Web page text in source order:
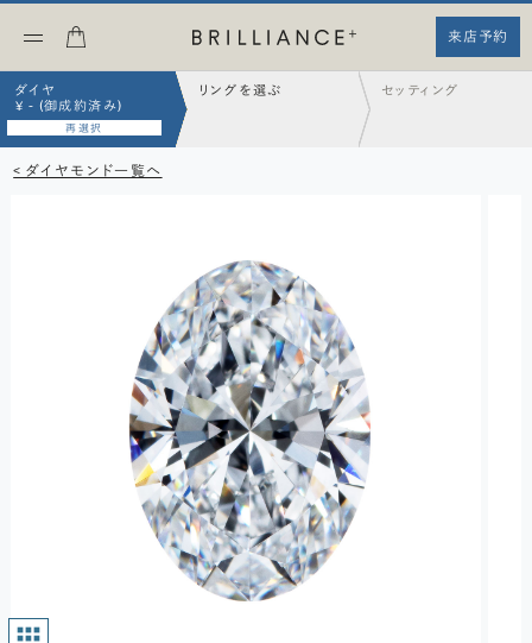
来店予約
ダイヤ
¥ - (御成約済み)
再選択
リングを選ぶ セッティング
< ダイヤモンド一覧へ